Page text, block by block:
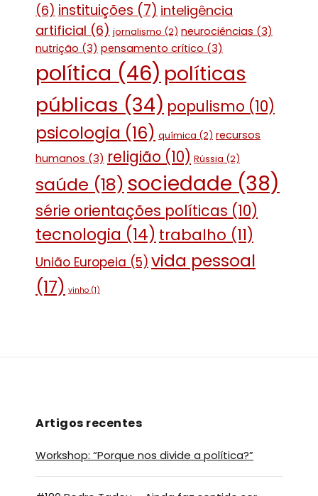
(6) instituições (7) inteligência
artificial (6) jornalismo (2) neurociências (3)
nutrição (3) pensamento crítico (3)
política (46) políticas
públicas (34) populismo (10)
psicologia (16) química (2) recursos
humanos (3) religião (10) Rússia (2)
saúde (18) sociedade (38)
série orientações políticas (10)
tecnologia (14) trabalho (11)
União Europeia (5) vida pessoal
(17) vinho (1)
Artigos recentes
Workshop: “Porque nos divide a política?”